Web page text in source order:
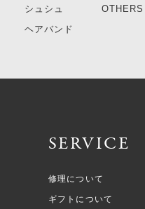
シュシュ
ヘアバンド
OTHERS
SERVICE
修理について
ギフトについて